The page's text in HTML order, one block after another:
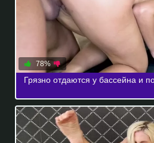
78%
Грязно отдаются у бассейна и